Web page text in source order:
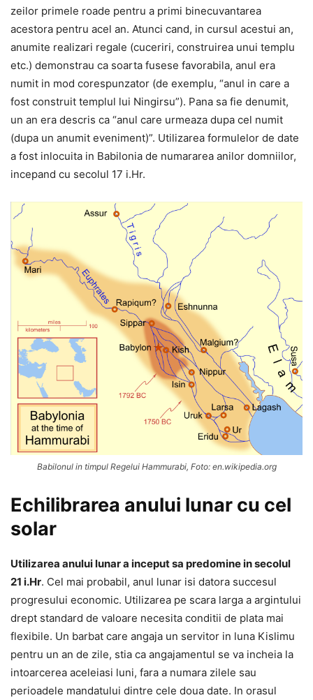
zeilor primele roade pentru a primi binecuvantarea
acestora pentru acel an. Atunci cand, in cursul acestui an,
anumite realizari regale (cuceriri, construirea unui templu
etc.) demonstrau ca soarta fusese favorabila, anul era
numit in mod corespunzator (de exemplu, “anul in care a
fost construit templul lui Ningirsu”). Pana sa fie denumit,
un an era descris ca “anul care urmeaza dupa cel numit
(dupa un anumit eveniment)”. Utilizarea formulelor de date
a fost inlocuita in Babilonia de numararea anilor domniilor,
incepand cu secolul 17 i.Hr.
Babilonul in timpul Regelui Hammurabi, Foto: en.wikipedia.org
Echilibrarea anului lunar cu cel
solar
Utilizarea anului lunar a inceput sa predomine in secolul
21 i.Hr. Cel mai probabil, anul lunar isi datora succesul
progresului economic. Utilizarea pe scara larga a argintului
drept standard de valoare necesita conditii de plata mai
flexibile. Un barbat care angaja un servitor in luna Kislimu
pentru un an de zile, stia ca angajamentul se va incheia la
intoarcerea aceleiasi luni, fara a numara zilele sau
perioadele mandatului dintre cele doua date. In orasul